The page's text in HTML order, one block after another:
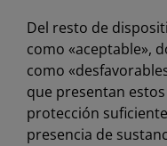
Del resto de
como «aceptable»,
como
que presentan
protección
presencia de